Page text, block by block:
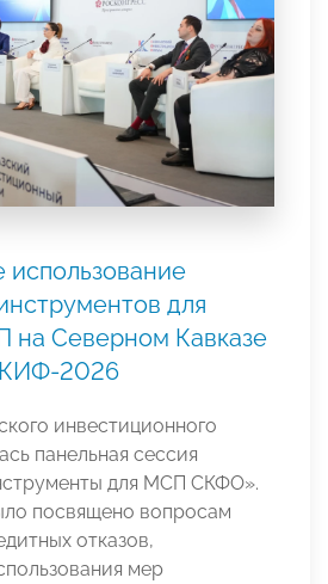
для
на Северном Кавказе
КИФ-2026
инвестиционного
панельная сессия
для МСП СКФО».
посвящено вопросам
отказов,
мер